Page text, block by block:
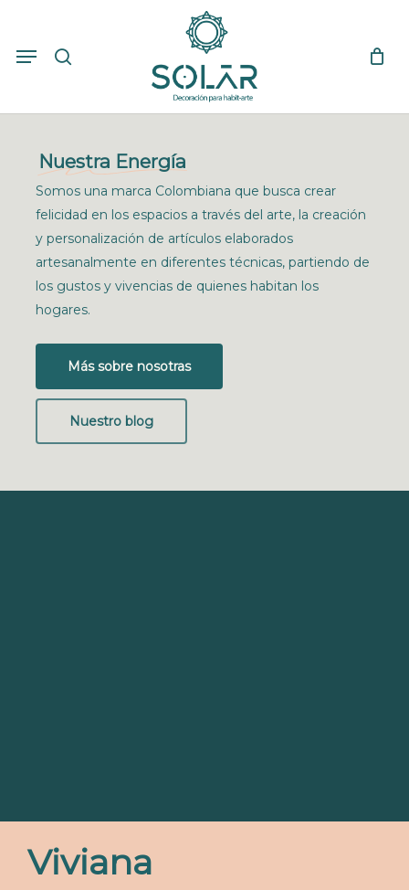
main
Menu Cart
Nuestra Energía
Somos una marca Colombiana que busca crear
felicidad en los espacios a través del arte, la creación
y personalización de artículos elaborados
artesanalmente en diferentes técnicas, partiendo de
los gustos y vivencias de quienes habitan los
hogares.
Más sobre nosotras
Nuestro blog
Viviana